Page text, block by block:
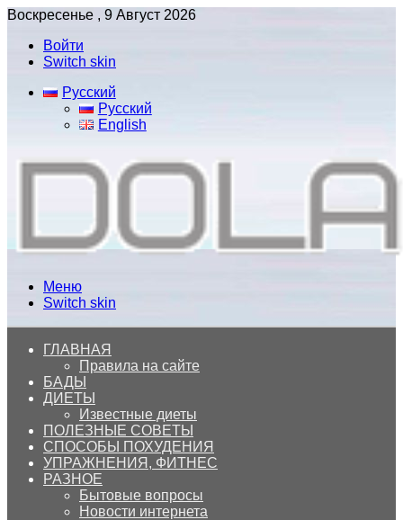
Воскресенье , 9 Август 2026
Войти
Switch skin
Русский
Русский
English
Меню
Switch skin
ГЛАВНАЯ
Правила на сайте
БАДЫ
ДИЕТЫ
Известные диеты
ПОЛЕЗНЫЕ СОВЕТЫ
СПОСОБЫ ПОХУДЕНИЯ
УПРАЖНЕНИЯ, ФИТНЕС
РАЗНОЕ
Бытовые вопросы
Новости интернета